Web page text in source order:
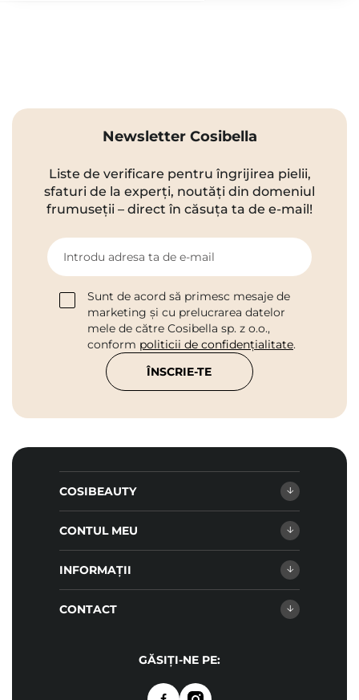
Newsletter Cosibella
Liste de verificare pentru îngrijirea pielii,
sfaturi de la experți, noutăți din domeniul
frumuseții – direct în căsuța ta de e-mail!
Introdu adresa ta de e-mail
Sunt de acord să primesc mesaje de
marketing și cu prelucrarea datelor
mele de către Cosibella sp. z o.o.,
conform politicii de confidențialitate.
ÎNSCRIE-TE
COSIBEAUTY
CONTUL MEU
INFORMAȚII
CONTACT
GĂSIȚI-NE PE: